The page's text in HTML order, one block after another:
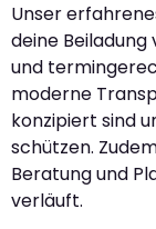
Unser
deine
und
moderne
konzipiert sind
schützen.
Beratung und
verläuft.